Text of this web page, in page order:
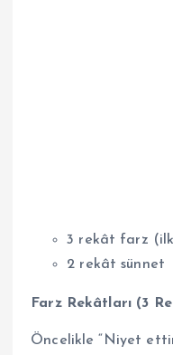
3 rekât farz (ilk
2 rekât sünnet
Farz Rekâtları (3
Öncelikle “Niyet